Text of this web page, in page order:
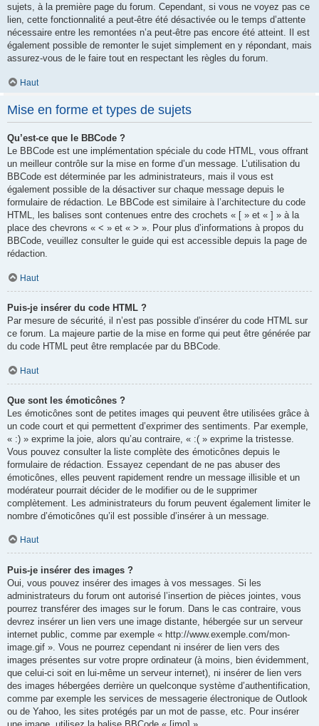
sujets, à la première page du forum. Cependant, si vous ne voyez pas ce
lien, cette fonctionnalité a peut-être été désactivée ou le temps d’attente
nécessaire entre les remontées n’a peut-être pas encore été atteint. Il est
également possible de remonter le sujet simplement en y répondant, mais
assurez-vous de le faire tout en respectant les règles du forum.
Haut
Mise en forme et types de sujets
Qu’est-ce que le BBCode ?
Le BBCode est une implémentation spéciale du code HTML, vous offrant
un meilleur contrôle sur la mise en forme d’un message. L’utilisation du
BBCode est déterminée par les administrateurs, mais il vous est
également possible de la désactiver sur chaque message depuis le
formulaire de rédaction. Le BBCode est similaire à l’architecture du code
HTML, les balises sont contenues entre des crochets « [ » et « ] » à la
place des chevrons « < » et « > ». Pour plus d’informations à propos du
BBCode, veuillez consulter le guide qui est accessible depuis la page de
rédaction.
Haut
Puis-je insérer du code HTML ?
Par mesure de sécurité, il n’est pas possible d’insérer du code HTML sur
ce forum. La majeure partie de la mise en forme qui peut être générée par
du code HTML peut être remplacée par du BBCode.
Haut
Que sont les émoticônes ?
Les émoticônes sont de petites images qui peuvent être utilisées grâce à
un code court et qui permettent d’exprimer des sentiments. Par exemple,
« :) » exprime la joie, alors qu’au contraire, « :( » exprime la tristesse.
Vous pouvez consulter la liste complète des émoticônes depuis le
formulaire de rédaction. Essayez cependant de ne pas abuser des
émoticônes, elles peuvent rapidement rendre un message illisible et un
modérateur pourrait décider de le modifier ou de le supprimer
complètement. Les administrateurs du forum peuvent également limiter le
nombre d’émoticônes qu’il est possible d’insérer à un message.
Haut
Puis-je insérer des images ?
Oui, vous pouvez insérer des images à vos messages. Si les
administrateurs du forum ont autorisé l’insertion de pièces jointes, vous
pourrez transférer des images sur le forum. Dans le cas contraire, vous
devrez insérer un lien vers une image distante, hébergée sur un serveur
internet public, comme par exemple « http://www.exemple.com/mon-
image.gif ». Vous ne pourrez cependant ni insérer de lien vers des
images présentes sur votre propre ordinateur (à moins, bien évidemment,
que celui-ci soit en lui-même un serveur internet), ni insérer de lien vers
des images hébergées derrière un quelconque système d’authentification,
comme par exemple les services de messagerie électronique de Outlook
ou de Yahoo, les sites protégés par un mot de passe, etc. Pour insérer